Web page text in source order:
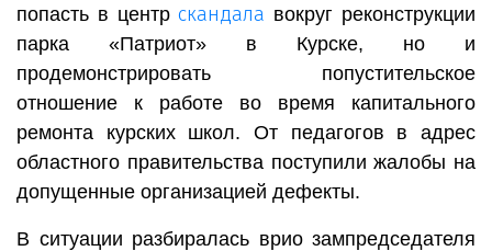
попасть в центрскандала вокруг реконструкции
парка «Патриот» в Курске, но и
продемонстрировать попустительское
отношение к работе во время капитального
ремонта курских школ. От педагогов в адрес
областного правительства поступили жалобы на
допущенные организацией дефекты.
В ситуации разбиралась врио зампредседателя